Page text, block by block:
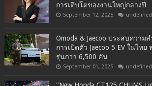
การเติบโตของงานใหญ่กลางปี
September 12, 2025 undefined
Omoda & Jaecoo ประสบความ
การเปิดตัว Jaecoo 5 EV ในไท
รุ่นกว่า 6,500 คัน
September 01, 2025 undefined